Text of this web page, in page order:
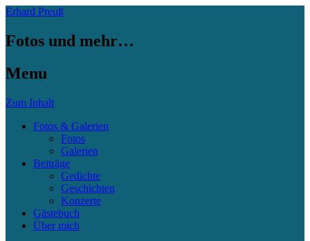
Erhard Preuß
Fotos und mehr…
Menu
Zum Inhalt
Fotos & Galerien
Fotos
Galerien
Beiträge
Gedichte
Geschichten
Konzerte
Gästebuch
Über mich